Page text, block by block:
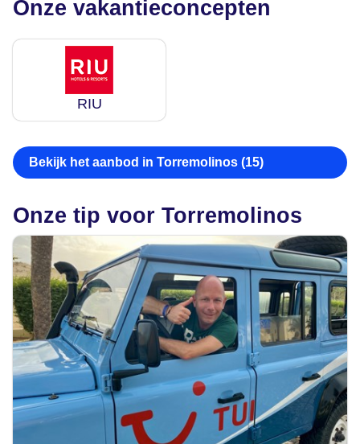
Onze vakantieconcepten
RIU
Bekijk het aanbod in Torremolinos (15)
Onze tip voor Torremolinos